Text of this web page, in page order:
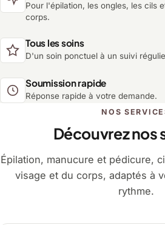
Pour l'épilation, les ongles, les cils
corps.
Tous les soins
D'un soin ponctuel à un suivi
Soumission rapide
Réponse rapide à votre demande.
NOS
Découvrez nos
Épilation, manucure et pédicure,
visage et du corps, adaptés à
rythme.